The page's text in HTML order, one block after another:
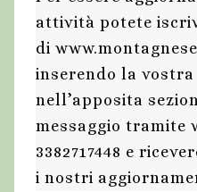
attività potete
di
inserendo la
nell’apposita
messaggio tramite
3382717448 e
i nostri